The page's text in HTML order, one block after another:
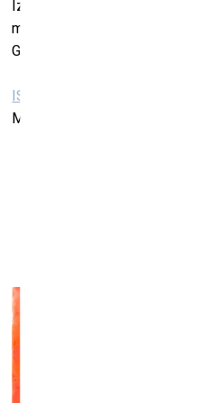
Izstādes scenogrāfiju un
mākslinieks Aleksejs
Gabaliņa un Laine Kristberga.
ISSP Galerija
Marijas iela 13-K3, Rīga